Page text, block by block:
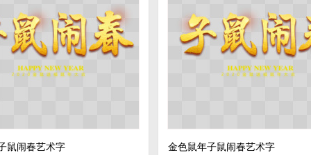
鼠闹春艺术字 金色鼠年子鼠闹春艺术字